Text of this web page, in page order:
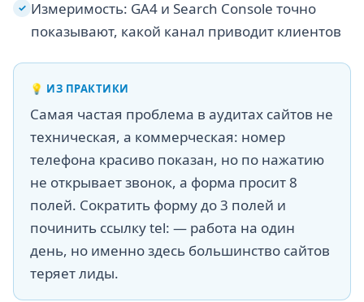
✓ Измеримость: GA4 и Search Console точно
показывают, какой канал приводит клиентов
💡 ИЗ ПРАКТИКИ
Самая частая проблема в аудитах сайтов не
техническая, а коммерческая: номер
телефона красиво показан, но по нажатию
не открывает звонок, а форма просит 8
полей. Сократить форму до 3 полей и
починить ссылку tel: — работа на один
день, но именно здесь большинство сайтов
теряет лиды.